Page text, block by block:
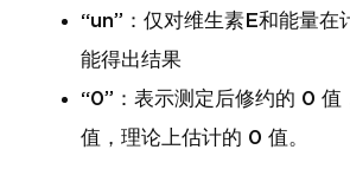
“un”：仅对维生素E和能量在
能得出结果
“0”：表示测定后修约的 0 值
值，理论上估计的 0 值。